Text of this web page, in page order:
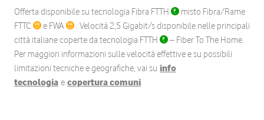
Offerta disponibile su tecnologia Fibra FTTH
misto Fibra/Rame
FTTC
e FWA
. Velocità 2,5 Gigabit/s disponibile nelle principali
città italiane coperte da tecnologia FTTH
– Fiber To The Home.
Per maggiori informazioni sulle velocità effettive e su possibili
limitazioni tecniche e geografiche, vai su info
tecnologia e copertura comuni.